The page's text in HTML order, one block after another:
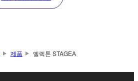
제품 엘렉톤 STAGEA